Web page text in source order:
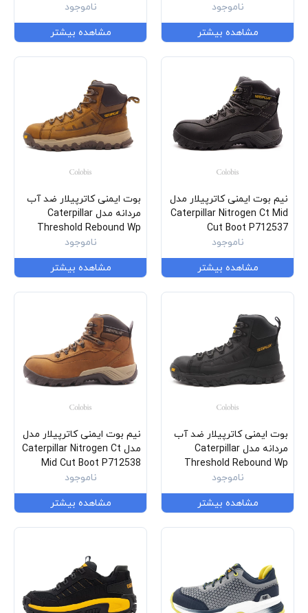
Toe P722602ناموجود
مشاهده بیشتر
Toe P722603ناموجود
مشاهده بیشتر
نیم بوت ایمنی کاترپیلار مدل
Caterpillar Nitrogen Ct Mid
Cut Boot P712537
ناموجود
مشاهده بیشتر
بوت ایمنی کاترپیلار ضد آب
مردانه مدل Caterpillar
Threshold Rebound Wp
Nm Ct Astm P91699
ناموجود
مشاهده بیشتر
بوت ایمنی کاترپیلار ضد آب
مردانه مدل Caterpillar
Threshold Rebound Wp
Nm Ct Astm P91696
ناموجود
مشاهده بیشتر
نیم بوت ایمنی کاترپیلار مدل
مدل Caterpillar Nitrogen Ct
Mid Cut Boot P712538
ناموجود
مشاهده بیشتر